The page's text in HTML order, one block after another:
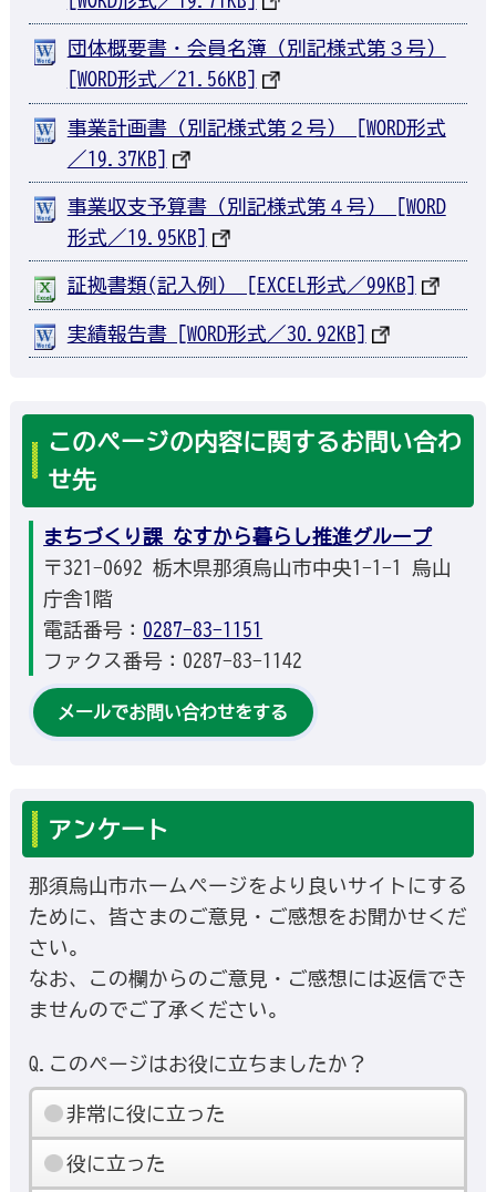
団体概要書・会員名簿（別記様式第３号）
[WORD形式／21.56KB]
事業計画書（別記様式第２号） [WORD形式
／19.37KB]
事業収支予算書（別記様式第４号） [WORD
形式／19.95KB]
証拠書類(記入例） [EXCEL形式／99KB]
実績報告書 [WORD形式／30.92KB]
このページの内容に関するお問い合わ
せ先
まちづくり課 なすから暮らし推進グループ
〒321-0692 栃木県那須烏山市中央1-1-1 烏山
庁舎1階
電話番号： 0287-83-1151
ファクス番号：0287-83-1142
メールでお問い合わせをする
アンケート
那須烏山市ホームページをより良いサイトにする
ために、皆さまのご意見・ご感想をお聞かせくだ
さい。
なお、この欄からのご意見・ご感想には返信でき
ませんのでご了承ください。
Q.このページはお役に立ちましたか？
非常に役に立った
役に立った